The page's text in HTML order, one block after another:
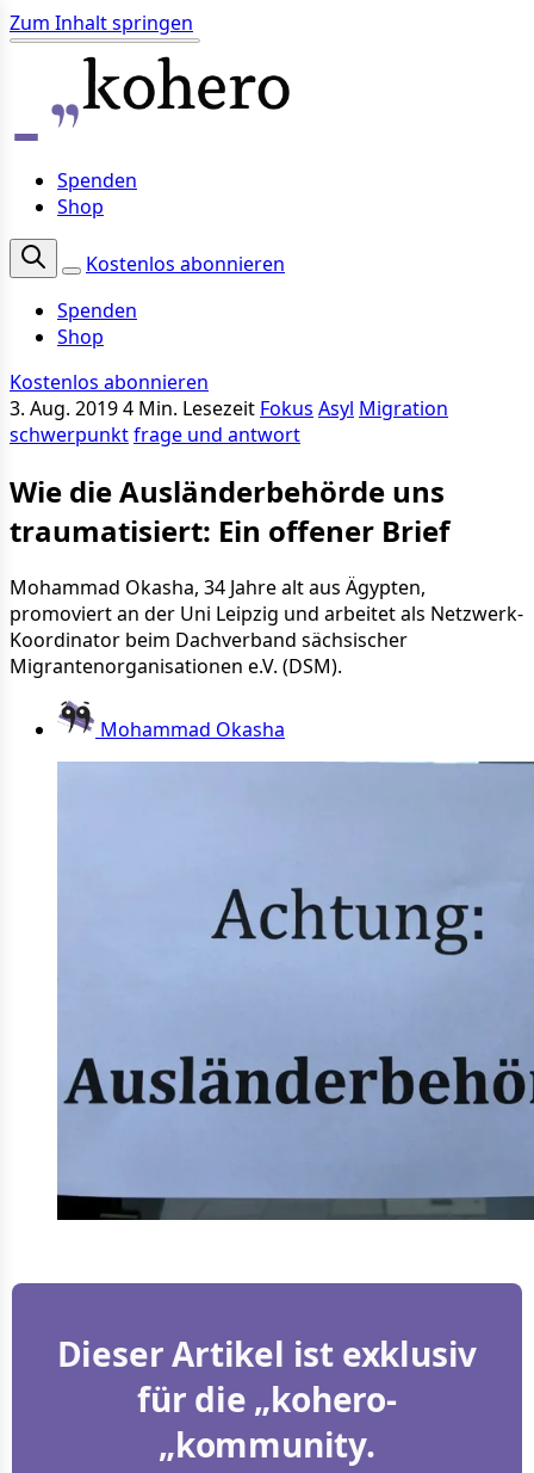
Zum Inhalt springen
Spenden
Shop
Kostenlos abonnieren
Spenden
Shop
Kostenlos abonnieren
3. Aug. 20194 Min. Lesezeit Fokus Asyl Migration
schwerpunktfrage und antwort
Wie die Ausländerbehörde uns
traumatisiert: Ein offener Brief
Mohammad Okasha, 34 Jahre alt aus Ägypten,
promoviert an der Uni Leipzig und arbeitet als Netzwerk-
Koordinator beim Dachverband sächsischer
Migrantenorganisationen e.V. (DSM).
Mohammad Okasha
Dieser Artikel ist exklusiv
für die „kohero-
„kommunity.